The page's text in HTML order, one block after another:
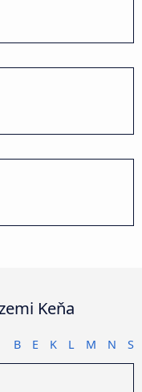
Keňa
B E K L M N S